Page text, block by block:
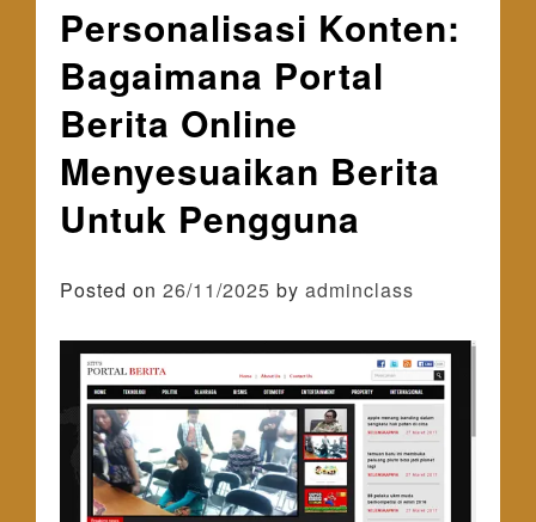
Personalisasi Konten:
Bagaimana Portal
Berita Online
Menyesuaikan Berita
Untuk Pengguna
Posted on 26/11/2025 by adminclass